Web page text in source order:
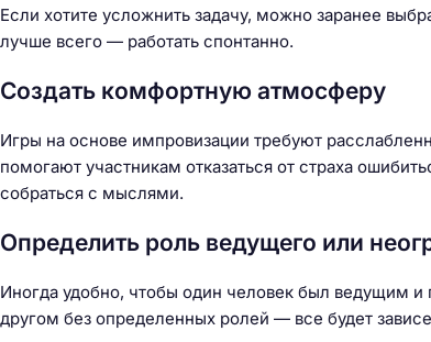
Если хотите усложнить задачу, можно заранее
лучше всего — работать спонтанно.
Создать комфортную атмосферу
Игры на основе импровизации требуют
помогают участникам отказаться от страха
собраться с мыслями.
Определить роль ведущего или
Иногда удобно, чтобы один человек был ведущим и
другом без определенных ролей — все будет